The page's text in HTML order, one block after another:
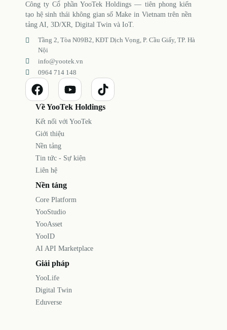
Công ty Cổ phần YooTek Holdings — tiên phong kiến
tạo hệ sinh thái không gian số Make in Vietnam trên nền
tảng AI, 3D/XR, Digital Twin và IoT.
Tầng 2, Tòa N09B2, KĐT Dịch Vọng, P. Cầu Giấy, TP. Hà
Nội
info@yootek.vn
0964 714 148
Về YooTek Holdings
Kết nối với YooTek
Giới thiệu
Nền tảng
Tin tức - Sự kiện
Liên hệ
Nền tảng
Core Platform
YooStudio
YooAsset
YooID
AI API Marketplace
Giải pháp
YooLife
Digital Twin
Eduverse